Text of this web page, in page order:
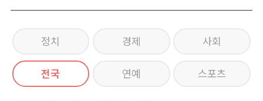
정치 경제 사회
전국 연예 스포츠